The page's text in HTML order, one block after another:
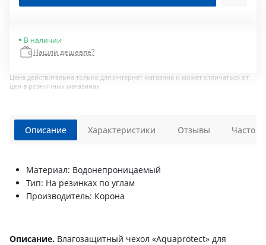
В наличии
Нашли дешевле?
Цена действительна только для интернет магазина и может отличаться от
цен в розничных магазинах
Описание
Материал: Водонепроницаемый
Тип: На резинках по углам
Производитель: Корона
Описание. Влагозащитный чехол «Aquaprotect» для
Характеристики Отзывы Часто